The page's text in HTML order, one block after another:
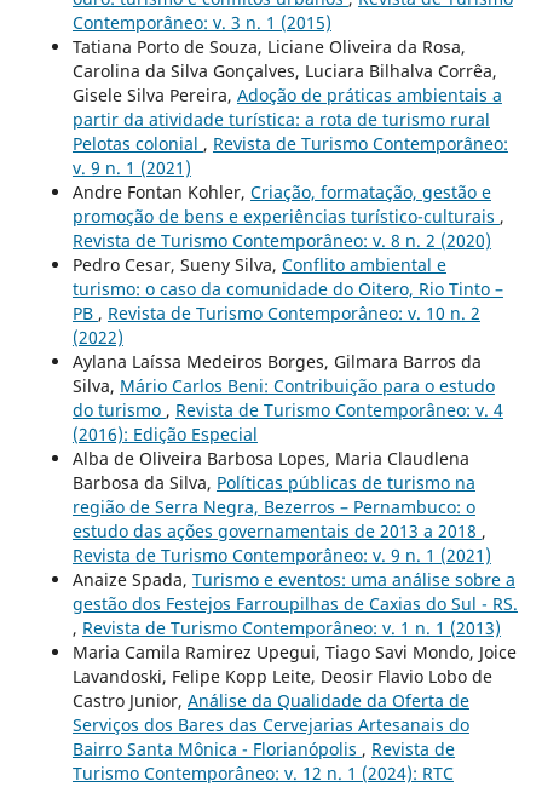
Contemporâneo: v. 3 n. 1 (2015)
Tatiana Porto de Souza, Liciane Oliveira da Rosa,
Carolina da Silva Gonçalves, Luciara Bilhalva Corrêa,
Gisele Silva Pereira, Adoção de práticas ambientais a
partir da atividade turística: a rota de turismo rural
Pelotas colonial , Revista de Turismo Contemporâneo:
v. 9 n. 1 (2021)
Andre Fontan Kohler, Criação, formatação, gestão e
promoção de bens e experiências turístico-culturais ,
Revista de Turismo Contemporâneo: v. 8 n. 2 (2020)
Pedro Cesar, Sueny Silva, Conflito ambiental e
turismo: o caso da comunidade do Oitero, Rio Tinto –
PB , Revista de Turismo Contemporâneo: v. 10 n. 2
(2022)
Aylana Laíssa Medeiros Borges, Gilmara Barros da
Silva, Mário Carlos Beni: Contribuição para o estudo
do turismo , Revista de Turismo Contemporâneo: v. 4
(2016): Edição Especial
Alba de Oliveira Barbosa Lopes, Maria Claudlena
Barbosa da Silva, Políticas públicas de turismo na
região de Serra Negra, Bezerros – Pernambuco: o
estudo das ações governamentais de 2013 a 2018 ,
Revista de Turismo Contemporâneo: v. 9 n. 1 (2021)
Anaize Spada, Turismo e eventos: uma análise sobre a
gestão dos Festejos Farroupilhas de Caxias do Sul - RS.
, Revista de Turismo Contemporâneo: v. 1 n. 1 (2013)
Maria Camila Ramirez Upegui, Tiago Savi Mondo, Joice
Lavandoski, Felipe Kopp Leite, Deosir Flavio Lobo de
Castro Junior, Análise da Qualidade da Oferta de
Serviços dos Bares das Cervejarias Artesanais do
Bairro Santa Mônica - Florianópolis , Revista de
Turismo Contemporâneo: v. 12 n. 1 (2024): RTC